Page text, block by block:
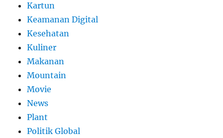
Kartun
Keamanan Digital
Kesehatan
Kuliner
Makanan
Mountain
Movie
News
Plant
Politik Global